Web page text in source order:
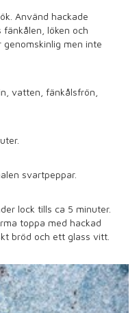
Använd hackade
löken och
men inte
vatten, fänkålsfrön,
svartpeppar.
lock tills ca 5 minuter.
toppa med hackad
bröd och ett glass vitt.